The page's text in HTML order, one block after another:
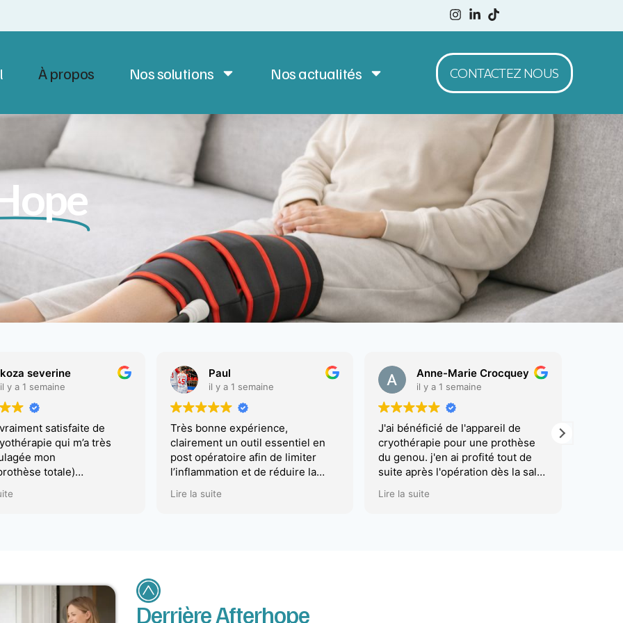
À propos Nos solutions Nos actualités CONTACTEZ NOUS
Très bonne expérience,
clairement un outil essentiel en
post opératoire afin de limiter
l’inflammation et de réduire la
Anne-Marie Crocquey
J'ai bénéficié de l'appareil de
cryothérapie pour une prothèse
du genou. j'en ai profité tout de
suite après l'opération dès la salle
largement soulagée. Le seul petit
Sylvie Dumas
Excellent service tant
que technique. Bonnes
communication et réactivité.
Simplicité d'utilisation.
Derrière Afterhope